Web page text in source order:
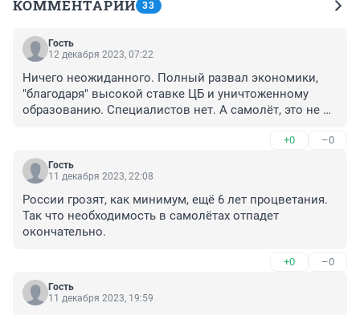
КОММЕНТАРИИ 33
Гость
12 декабря 2023, 07:22
Ничего неожиданного. Полный развал экономики,
"благодаря" высокой ставке ЦБ и уничтоженному
образованию. Специалистов нет. А самолёт, это не
+0 –0
Гость
11 декабря 2023, 22:08
России грозят, как минимум, ещё 6 лет процветания.
Так что необходимость в самолётах отпадет
окончательно.
+0 –0
Гость
11 декабря 2023, 19:59